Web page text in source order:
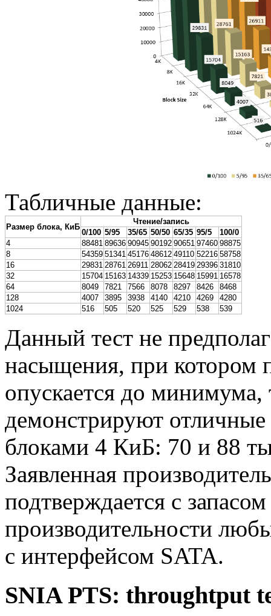
Табличные данные:
Размер блока, КиБ
Чтение/запись
0/100 5/95 35/65 50/50 65/35 95/5
100/0
4
88481 89636 90945 90192 90651 97460 98875
8
54359 51341 45176 48612 49110 52216 58758
16
29831 28761 26911 28062 28419 29396 31810
32
15704 15163 14339 15253 15648 15991 16578
64
8049 7821 7566 8078 8297 8426
8468
128
4007 3895 3938 4140 4210 4269
4280
1024
516 505 520 525 529 538 539
Данный тест не
насыщения, при котором
опускается до минимума,
демонстрируют отличные
блоками 4 КиБ: 70 и 88
Заявленная
подтверждается с
производительности
с интерфейсом SATA.
SNIA PTS: throughtput